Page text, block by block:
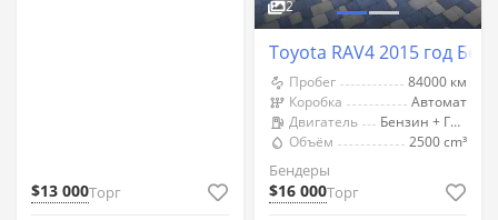
$13 000Торг
2
Toyota RAV4 2015 год
Пробег
84000 км
Коробка
Автомат
Двигатель
Бензин + Газ (Метан)
Объём
2500 cm³
Бендеры
$16 000Торг